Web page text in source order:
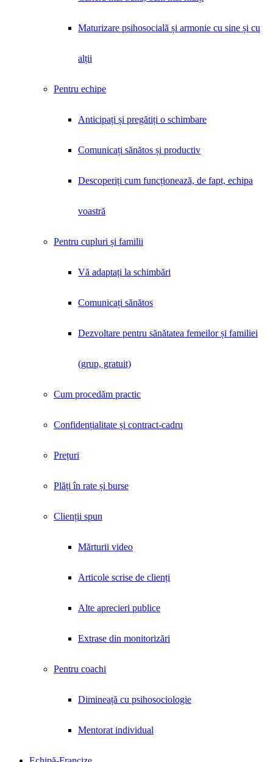
Maturizare psihosocială și armonie cu sine și cu
alții
Pentru echipe
Anticipați și pregătiți o schimbare
Comunicați sănătos și productiv
Descoperiți cum funcționează, de fapt, echipa
voastră
Pentru cupluri și familii
Vă adaptați la schimbări
Comunicați sănătos
Dezvoltare pentru sănătatea femeilor și familiei
(grup, gratuit)
Cum procedăm practic
Confidențialitate și contract-cadru
Prețuri
Plăți în rate și burse
Clienții spun
Mărturii video
Articole scrise de clienți
Alte aprecieri publice
Extrase din monitorizări
Pentru coachi
Dimineață cu psihosociologie
Mentorat individual